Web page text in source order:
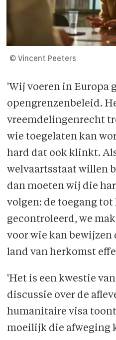
© Vincent Peeters
'Wij voeren in Europa
opengrenzenbeleid.
vreemdelingenrecht
wie toegelaten kan
hard dat ook klinkt.
welvaartsstaat willen
dan moeten wij die
volgen: de toegang
gecontroleerd, we
voor wie kan
land van herkomst
'Het is een kwestie
discussie over de
humanitaire visa
moeilijk die afweging